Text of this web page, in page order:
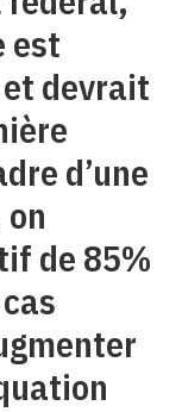
est
devrait
d’une
de 85%